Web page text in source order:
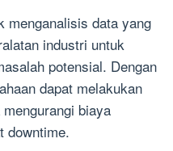
menganalisis data yang
industri untuk
potensial. Dengan
dapat melakukan
biaya
downtime.